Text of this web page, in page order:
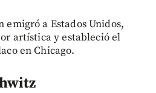
emigró a Estados Unidos,
artística y estableció el
en Chicago.